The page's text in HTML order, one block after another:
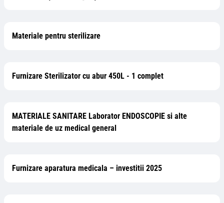
Materiale pentru sterilizare
Furnizare Sterilizator cu abur 450L - 1 complet
MATERIALE SANITARE Laborator ENDOSCOPIE si alte
materiale de uz medical general
Furnizare aparatura medicala – investitii 2025